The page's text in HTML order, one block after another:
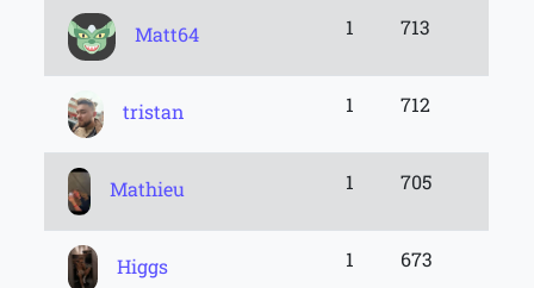
Matt64 1 713
tristan 1 712
Mathieu 1 705
Higgs 1 673